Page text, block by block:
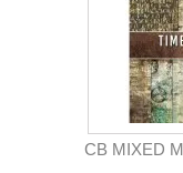
CB MIXED